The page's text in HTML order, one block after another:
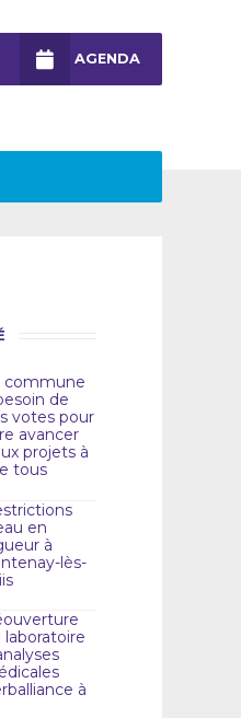
AGENDA
commune
de
votes pour
avancer
projets à
tous
en
à
lès-
laboratoire
à